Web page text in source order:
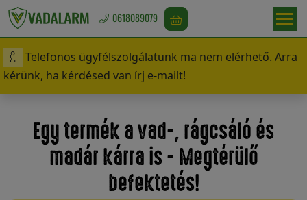
Magyarország
/
Ft
Vadriasztás
0618089079
Telefonos ügyfélszolgálatunk ma nem elérhető. Arra
kérünk, ha kérdésed van írj e-mailt!
Egy termék a vad-, rágcsáló és
madár kárra is - Megtérülő
befektetés!